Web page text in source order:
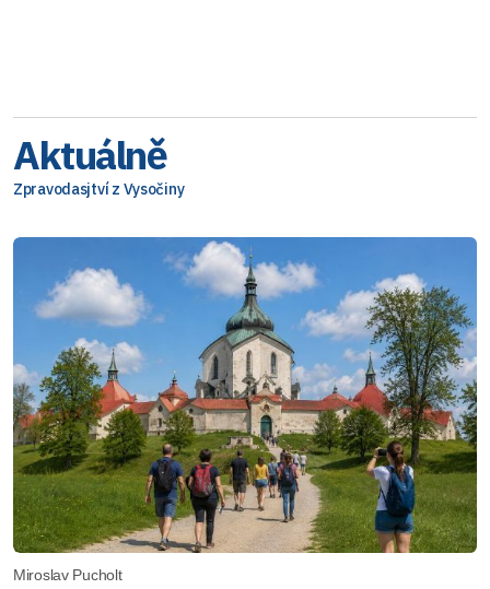
Aktuálně
Zpravodasjtví z Vysočiny
Miroslav Pucholt